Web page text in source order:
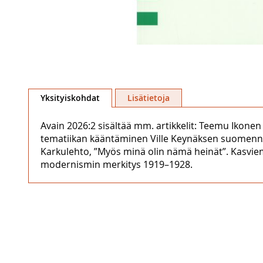
to
the
images
gallery
Yksityiskohdat
Avain 2026:2 sisältää mm. artikkelit: Teemu
tematiikan kääntäminen Ville Keynäksen
Karkulehto, ”Myös minä olin nämä heinät”.
modernismin merkitys 1919–1928.
Lisätietoja